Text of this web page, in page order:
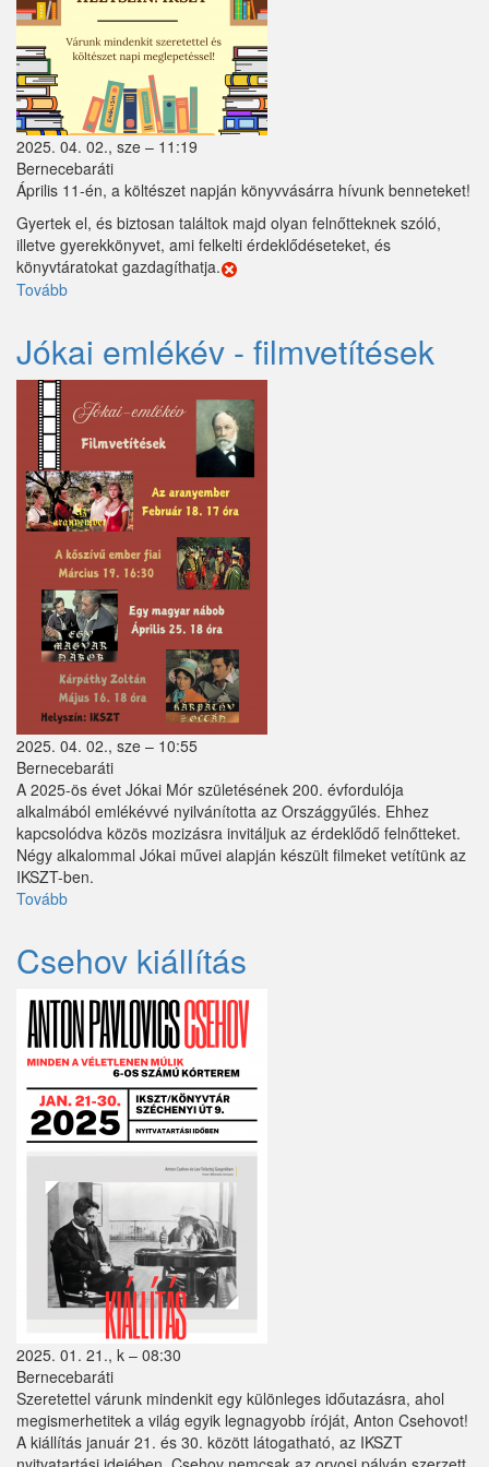
Márianosztra
Mende
Mikebuda
Monorierdő
Nagybörzsöny
Nagytarcsa
Nyáregyháza
Örkény
Pánd
Penc
Perbál
Perőcsény
Péteri
Pilisborosjenő
Pilisjászfalu
Pilisszántó
Pilisszentiván
Pilisszentkereszt
Pilisszentlászló
Pócsmegyer
Püspökhatvan
Pusztavacs
Rád
Szentlőrinckáta
Szigetbecse
Szigetcsép
Szigetmonostor
Szigetszentmárton
Szigetújfalu
2025. 04. 02., sze – 11:19
Bernecebaráti
Április 11-én, a költészet napján könyvvásárra hívunk benneteket!
Gyertek el, és biztosan találtok majd olyan felnőtteknek szóló,
illetve gyerekkönyvet, ami felkelti érdeklődéseteket, és
könyvtáratokat gazdagíthatja.
Tovább
Jókai emlékév - filmvetítések
2025. 04. 02., sze – 10:55
Bernecebaráti
A 2025-ös évet Jókai Mór születésének 200. évfordulója
alkalmából emlékévvé nyilvánította az Országgyűlés. Ehhez
kapcsolódva közös mozizásra invitáljuk az érdeklődő felnőtteket.
Négy alkalommal Jókai művei alapján készült filmeket vetítünk az
IKSZT-ben.
Tovább
filmvetítések)
Csehov kiállítás
2025. 01. 21., k – 08:30
Bernecebaráti
Szeretettel várunk mindenkit egy különleges időutazásra, ahol
megismerhetitek a világ egyik legnagyobb íróját, Anton Csehovot!
A kiállítás január 21. és 30. között látogatható, az IKSZT